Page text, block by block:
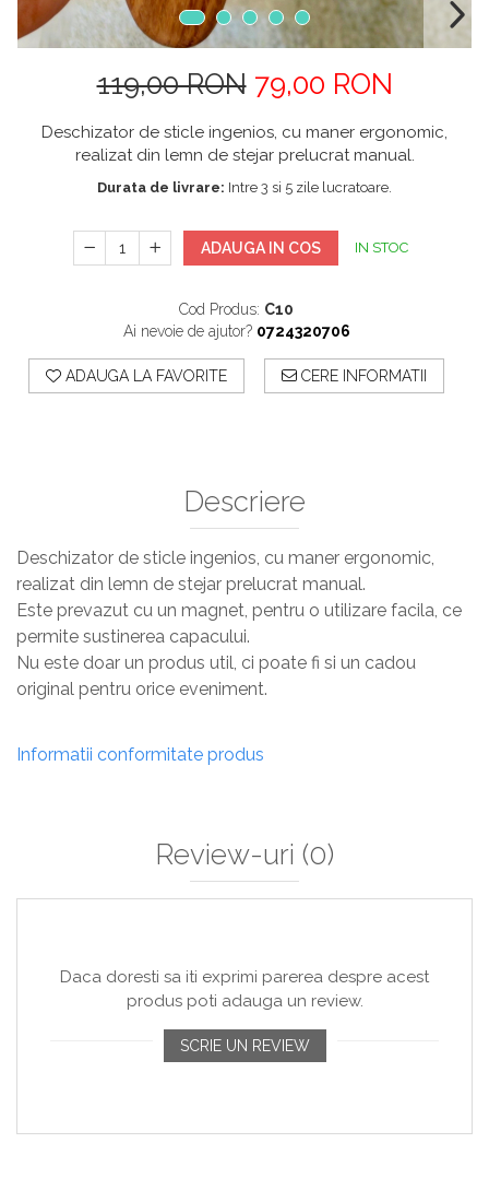
119,00 RON 79,00 RON
Deschizator de sticle ingenios, cu maner ergonomic,
realizat din lemn de stejar prelucrat manual.
Durata de livrare: Intre 3 si 5 zile lucratoare.
ADAUGA IN COS IN STOC
Cod Produs: C10
Ai nevoie de ajutor? 0724320706
ADAUGA LA FAVORITE CERE INFORMATII
Descriere
Deschizator de sticle ingenios, cu maner ergonomic,
realizat din lemn de stejar prelucrat manual.
Este prevazut cu un magnet, pentru o utilizare facila, ce
permite sustinerea capacului.
Nu este doar un produs util, ci poate fi si un cadou
original pentru orice eveniment.
Informatii conformitate produs
Review-uri (0)
Daca doresti sa iti exprimi parerea despre acest
produs poti adauga un review.
SCRIE UN REVIEW